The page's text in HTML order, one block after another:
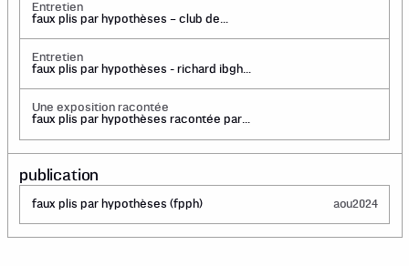
Entretien
faux plis par hypothèses – club de
Entretien
faux plis par hypothèses - richard ibghy
Une exposition racontée
faux plis par hypothèses racontée par
publication
faux plis par hypothèses (fpph) aou2024